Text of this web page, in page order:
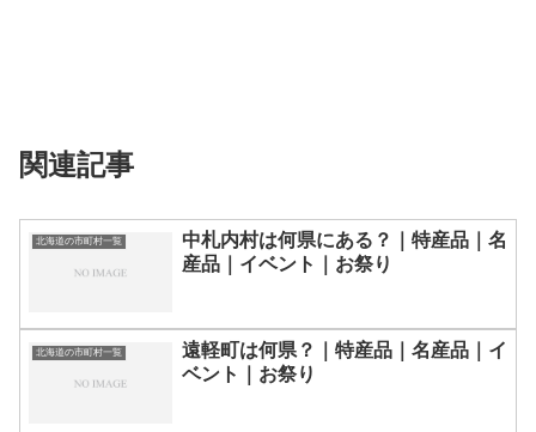
関連記事
北海道の市町村一覧
中札内村は何県にある？｜特産品｜名
産品｜イベント｜お祭り
北海道の市町村一覧
遠軽町は何県？｜特産品｜名産品｜イ
ベント｜お祭り